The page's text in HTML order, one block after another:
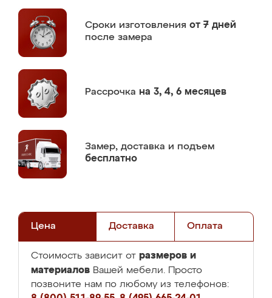
Сроки изготовления от 7 дней
после замера
Рассрочка на 3, 4, 6 месяцев
Замер, доставка и подъем
бесплатно
Цена Доставка Оплата
Стоимость зависит от размеров и
материалов Вашей мебели. Просто
позвоните нам по любому из телефонов: